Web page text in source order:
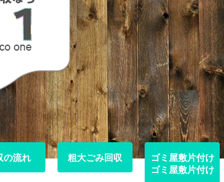
の流れ
の流れ 粗大ごみ回収
粗大ごみ回収
ゴミ屋敷片付け
ゴミ屋敷片付け